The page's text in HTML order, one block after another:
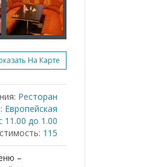
На Карте
Ресторан
Европейская
11.00 до 1.00
115
–